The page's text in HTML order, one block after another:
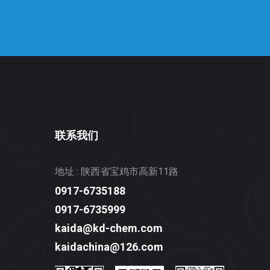
联系我们
地址 : 陕西省宝鸡市高新11路
0917-6735188
0917-6735999
kaida@kd-chem.com
kaidachina@126.com